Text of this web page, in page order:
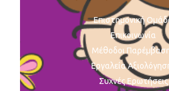
Επιστημονική
Επικοινωνία
Μέθοδοι
Εργαλεία
Συχνές Ερωτήσεις